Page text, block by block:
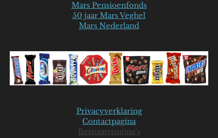
Mars Pensioenfonds
50 jaar Mars Veghel
Mars Nederland
Privacyverklaring
Contactpagina
Bestuurspagina's